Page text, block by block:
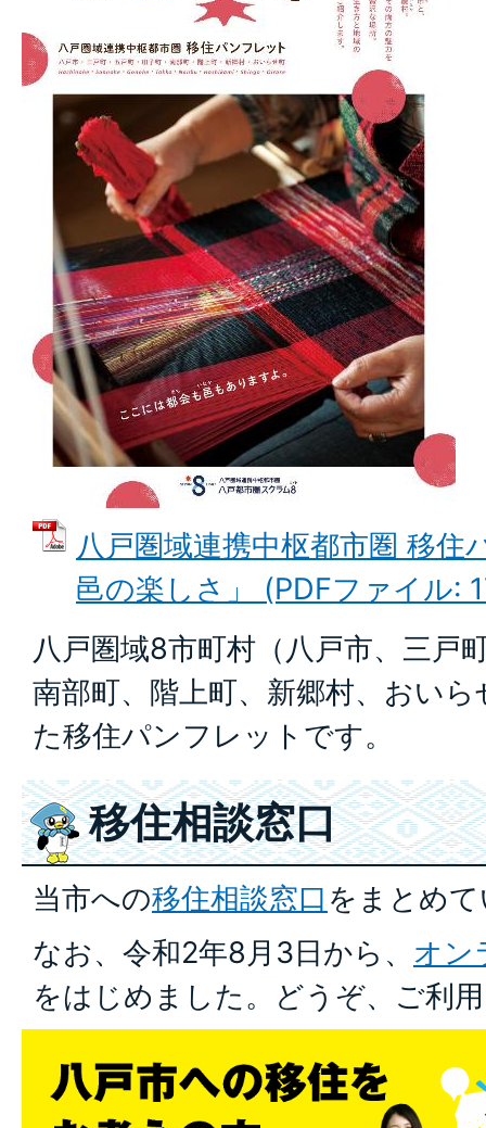
八戸圏域連携中枢都市圏 移住
邑の楽しさ」 (PDFファイル:
八戸圏域8市町村（八戸市、三戸
南部町、階上町、新郷村、おい
た移住パンフレットです。
移住相談窓口
当市への移住相談窓口 をまとめ
なお、令和2年8月3日から、 オン
をはじめました。どうぞ、ご利